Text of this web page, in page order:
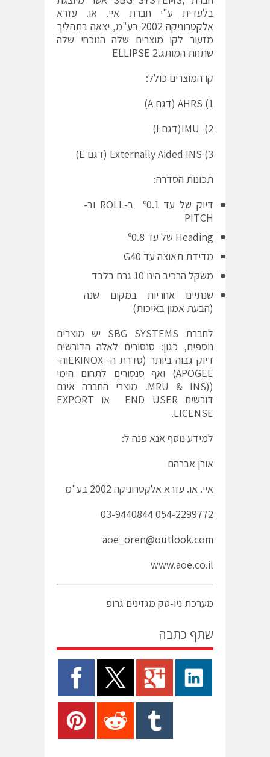
בלעדית ע"י חברת איי. או. עזרא
אלקטרוניקה 2002 בע"מ, יצאה בתהליך
מזעור לקו מוצרים שלה הנוכחי שלה
שתחת המותג.ELLIPSE 2
קו המוצרים כולל:
AHRS (1 (דגם A)
2) IMU(דגם I)
Externally Aided INS (3 (דגם E)
תכונות הסדרה:
דיוק של עד º0.1 ב-ROLL וב-
PITCH
Heading של עד º0.8
מדידת תאוצה עד G40
משקל הרכיב הינו 10 גרם בלבד
שנתיים אחריות במקום שנה
(הבעת אמון באיכות)
לחברת SBG SYSTEMS יש מוצרים
נוספים, כגון: סנסורים לאלה הדורשים
דיוק גבוה ביותר (סדרת ה- EKINOXוה-
APOGEE) ואף סנסורים לתחום הימי
((MRU & INS. מוצרי החברה אינם
דורשים END USER או EXPORT
LICENSE.
למידע נוסף אנא פנה ל:
אורן אברהם
איי. או. עזרא אלקטרוניקה 2002 בע"מ
054-2299772 03-9440844
aoe_oren@outlook.com
www.aoe.co.il
מערכת ניו-טק מגזינים גרופ
שתף כתבה